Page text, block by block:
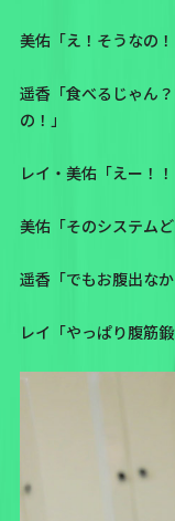
美佑「え！そうなの
遥香「食べるじゃん
の！」
レイ・美佑「えー！！
美佑「そのシステムど
遥香「でもお腹出なか
レイ「やっぱり腹筋